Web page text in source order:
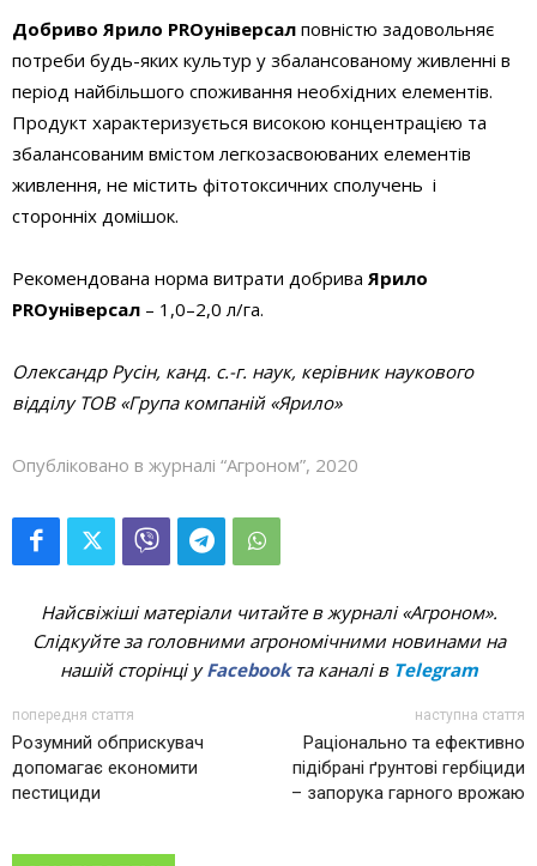
Добриво Ярило PROуніверсал повністю задовольняє
потреби будь-яких культур у збалансованому живленні в
період найбільшого споживання необхідних елементів.
Продукт характеризується високою концентрацією та
збалансованим вмістом легкозасвоюваних елементів
живлення, не містить фітотоксичних сполучень і
сторонніх домішок.
Рекомендована норма витрати доб­рива Ярило
PROуніверсал – 1,0–2,0 л/га.
Олександр Русін, канд. с.-г. наук, керівник наукового
відділу ТОВ «Група компаній «Ярило»
Опубліковано в журналі “Агроном”, 2020
Найсвіжіші матеріали читайте в журналі «Агроном».
Слідкуйте за головними агрономічними новинами на
нашій сторінці уFacebookта каналі в Telegram
попередня стаття
Розумний обприскувач
допомагає економити
пестициди
наступна стаття
Раціонально та ефективно
підібрані ґрунтові гербіциди
– запорука гарного врожаю